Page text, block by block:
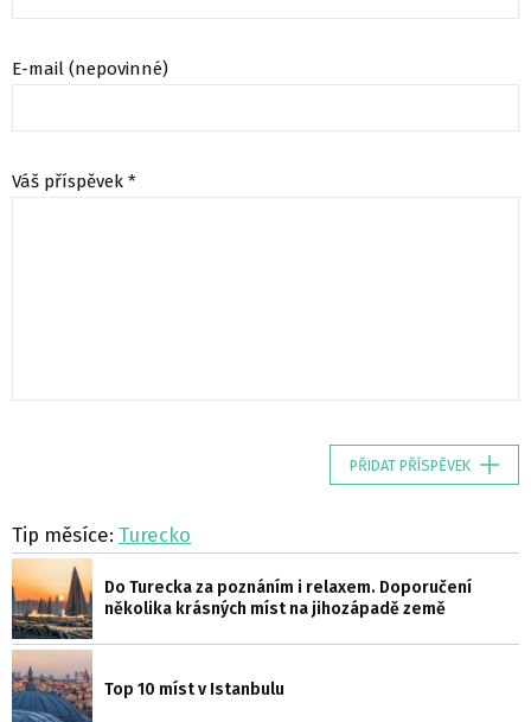
E-mail (nepovinné)
Váš příspěvek *
PŘIDAT PŘÍSPĚVEK
Tip měsíce: Turecko
Do Turecka za poznáním i relaxem. Doporučení
několika krásných míst na jihozápadě země
Top 10 míst v Istanbulu